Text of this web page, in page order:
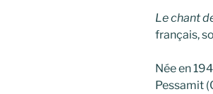
Le chant
français,
Née en
Pessamit